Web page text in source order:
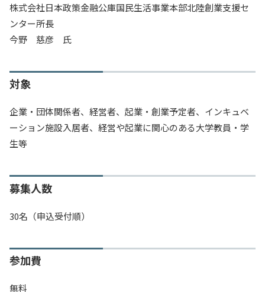
株式会社日本政策金融公庫国民生活事業本部北陸創業支援セ
ンター所長
今野 慈彦 氏
対象
企業・団体関係者、経営者、起業・創業予定者、インキュベ
ーション施設入居者、経営や起業に関心のある大学教員・学
生等
募集人数
30名（申込受付順）
参加費
無料